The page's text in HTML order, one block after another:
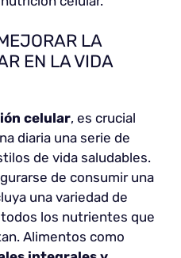
LA
EN LA VIDA
celular, es crucial
diaria una serie de
de vida saludables.
de consumir una
una variedad de
los nutrientes que
Alimentos como